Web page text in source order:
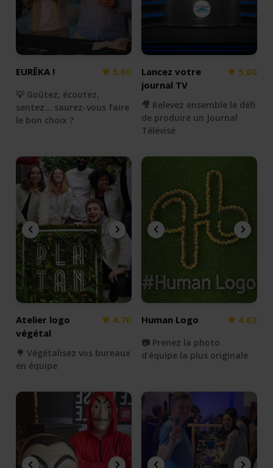
EURÊKA ! 5.00
💡 Goûtez, écoutez,
sentez... saurez-vous faire
le bon choix ?
Lancez votre
journal TV
5.00
🎥 Relevez ensemble le défi
de produire un Journal
Télévisé
Atelier logo
végétal
4.70
🌳 Végétalisez vos bureaux
en équipe
Human Logo 4.63
📷 Prenez la photo
d'équipe la plus originale